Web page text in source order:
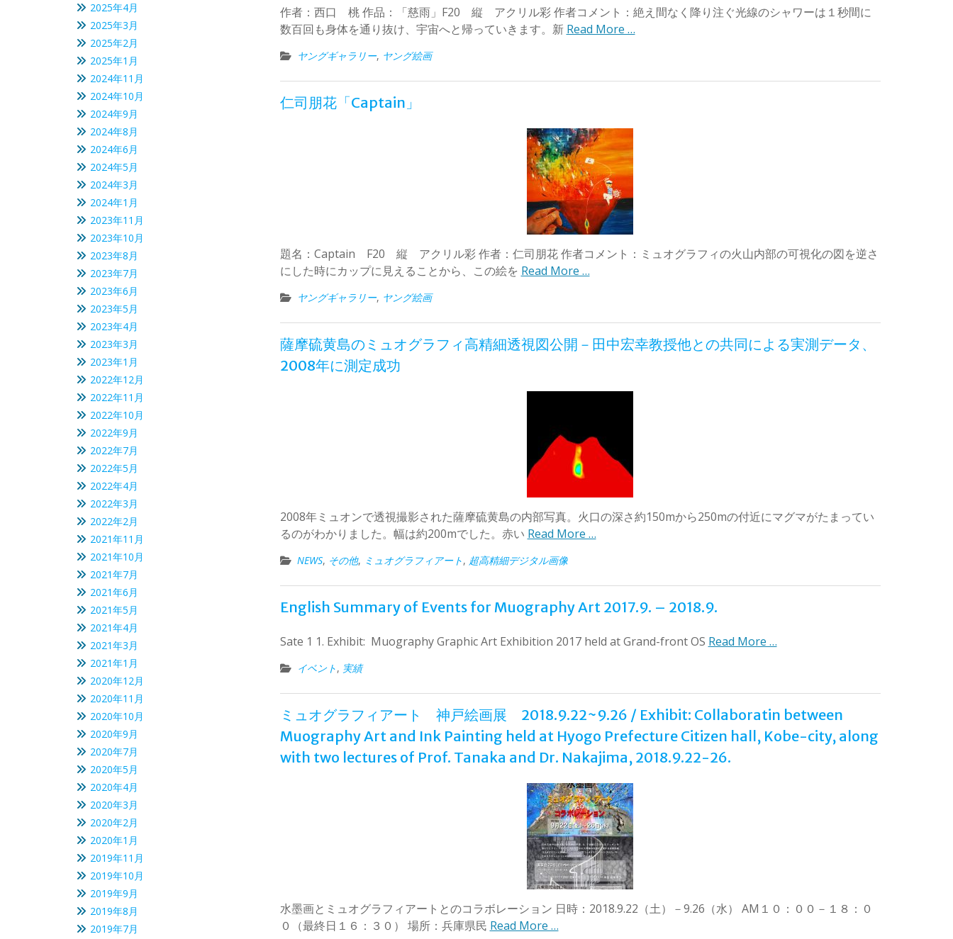
作者：西口 桃 作品：「慈雨」F20 縦 アクリル彩 作者コメント：絶え間なく降り注ぐ光線のシャワーは１秒間に
数百回も身体を通り抜け、宇宙へと帰っていきます。新 Read More …
ヤングギャラリー, ヤング絵画
仁司朋花「Captain」
題名：Captain F20 縦 アクリル彩 作者：仁司朋花 作者コメント：ミュオグラフィの火山内部の可視化の図を逆さ
にした時にカップに見えることから、この絵を Read More …
ヤングギャラリー, ヤング絵画
薩摩硫黄島のミュオグラフィ高精細透視図公開－田中宏幸教授他との共同による実測データ、
2008年に測定成功
2008年ミュオンで透視撮影された薩摩硫黄島の内部写真。火口の深さ約150mから250mの付近にマグマがたまってい
るのがわかりました。幅は約200mでした。赤い Read More …
NEWS, その他, ミュオグラフィアート, 超高精細デジタル画像
English Summary of Events for Muography Art 2017.9. – 2018.9.
Sate 1 1. Exhibit: Muography Graphic Art Exhibition 2017 held at Grand-front OS Read More …
イベント, 実績
ミュオグラフィアート 神戸絵画展 2018.9.22~9.26 / Exhibit: Collaboratin between
Muography Art and Ink Painting held at Hyogo Prefecture Citizen hall, Kobe-city, along
with two lectures of Prof. Tanaka and Dr. Nakajima, 2018.9.22-26.
水墨画とミュオグラフィアートとのコラボレーション 日時：2018.9.22（土）－9.26（水） AM１０：００－１８：０
０（最終日１６：３０） 場所：兵庫県民 Read More …
2025年4月
2025年3月
2025年2月
2025年1月
2024年11月
2024年10月
2024年9月
2024年8月
2024年6月
2024年5月
2024年3月
2024年1月
2023年11月
2023年10月
2023年8月
2023年7月
2023年6月
2023年5月
2023年4月
2023年3月
2023年1月
2022年12月
2022年11月
2022年10月
2022年9月
2022年7月
2022年5月
2022年4月
2022年3月
2022年2月
2021年11月
2021年10月
2021年7月
2021年6月
2021年5月
2021年4月
2021年3月
2021年1月
2020年12月
2020年11月
2020年10月
2020年9月
2020年7月
2020年5月
2020年4月
2020年3月
2020年2月
2020年1月
2019年11月
2019年10月
2019年9月
2019年8月
2019年7月